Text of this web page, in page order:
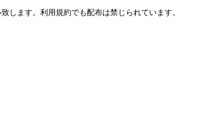
します。利用規約でも配布は禁じられています。